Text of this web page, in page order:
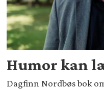
Humor kan
Dagfinn Nordbøs bok